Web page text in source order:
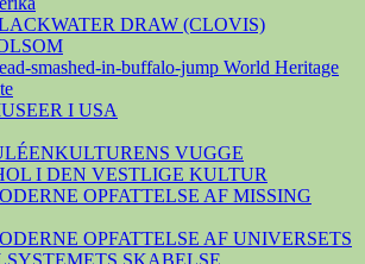
DRAW (CLOVIS)
smashed-in-buffalo-jump World Heritage
I USA
VUGGE
I DEN VESTLIGE KULTUR
OPFATTELSE AF MISSING
OPFATTELSE AF UNIVERSETS
SKABELSE